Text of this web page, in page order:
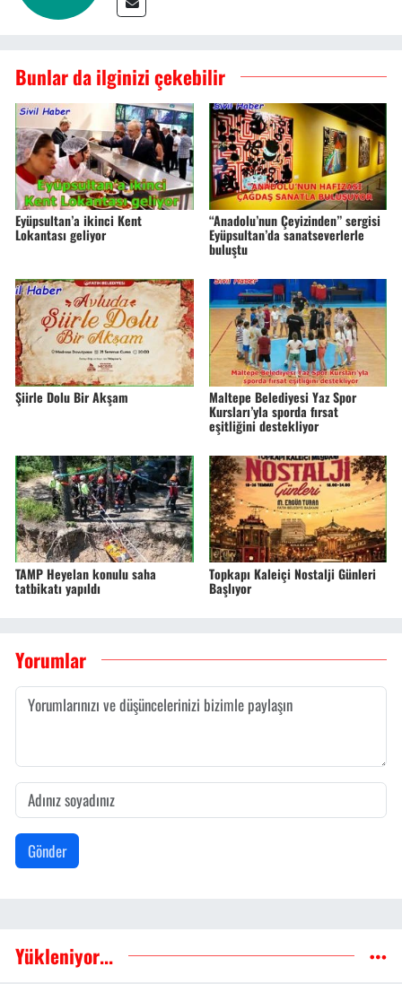
Bunlar da ilginizi çekebilir
Eyüpsultan’a ikinci Kent
Lokantası geliyor
“Anadolu’nun Çeyizinden” sergisi
Eyüpsultan’da sanatseverlerle
buluştu
Şiirle Dolu Bir Akşam Maltepe Belediyesi Yaz Spor
Kursları’yla sporda fırsat
eşitliğini destekliyor
TAMP Heyelan konulu saha
tatbikatı yapıldı
Topkapı Kaleiçi Nostalji Günleri
Başlıyor
Yorumlar
Gönder
Yükleniyor...